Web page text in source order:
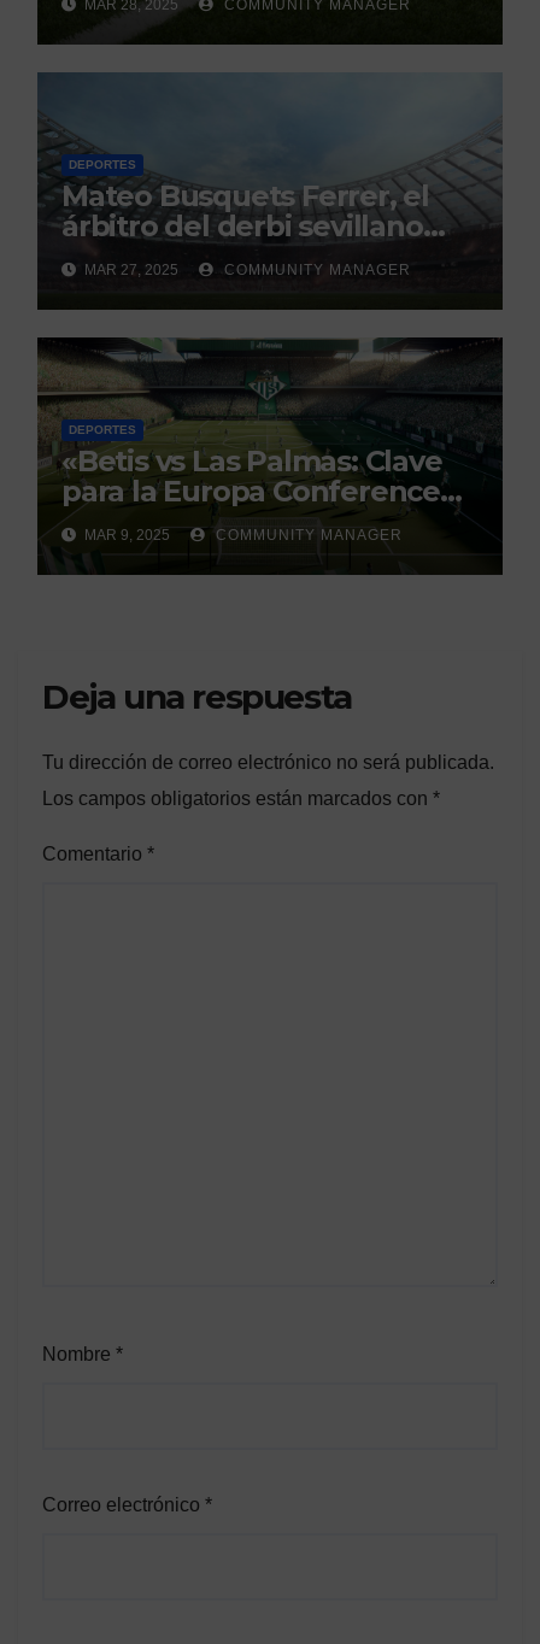
Continuo.
MAR 28, 2025 COMMUNITY MANAGER
DEPORTES
Mateo Busquets Ferrer, el
árbitro del derbi sevillano
con un historial que genera
debate
MAR 27, 2025 COMMUNITY MANAGER
DEPORTES
«Betis vs Las Palmas: Clave
para la Europa Conference
League»
MAR 9, 2025 COMMUNITY MANAGER
Deja una respuesta
Tu dirección de correo electrónico no será publicada.
Los campos obligatorios están marcados con *
Comentario *
Nombre *
Correo electrónico *